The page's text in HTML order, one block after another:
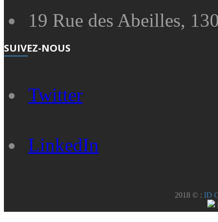
19 Rue des Abeilles,
SUIVEZ-NOUS
Twitter
LinkedIn
2018 © : ID